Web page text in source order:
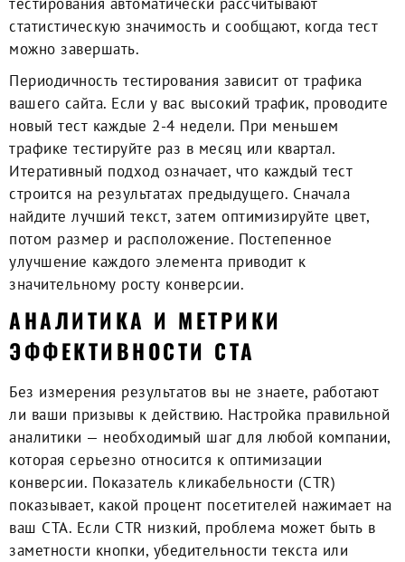
тестирования автоматически рассчитывают
статистическую значимость и сообщают, когда тест
можно завершать.
Периодичность тестирования зависит от трафика
вашего сайта. Если у вас высокий трафик, проводите
новый тест каждые 2-4 недели. При меньшем
трафике тестируйте раз в месяц или квартал.
Итеративный подход означает, что каждый тест
строится на результатах предыдущего. Сначала
найдите лучший текст, затем оптимизируйте цвет,
потом размер и расположение. Постепенное
улучшение каждого элемента приводит к
значительному росту конверсии.
АНАЛИТИКА И МЕТРИКИ
ЭФФЕКТИВНОСТИ CTA
Без измерения результатов вы не знаете, работают
ли ваши призывы к действию. Настройка правильной
аналитики — необходимый шаг для любой компании,
которая серьезно относится к оптимизации
конверсии. Показатель кликабельности (CTR)
показывает, какой процент посетителей нажимает на
ваш CTA. Если CTR низкий, проблема может быть в
заметности кнопки, убедительности текста или